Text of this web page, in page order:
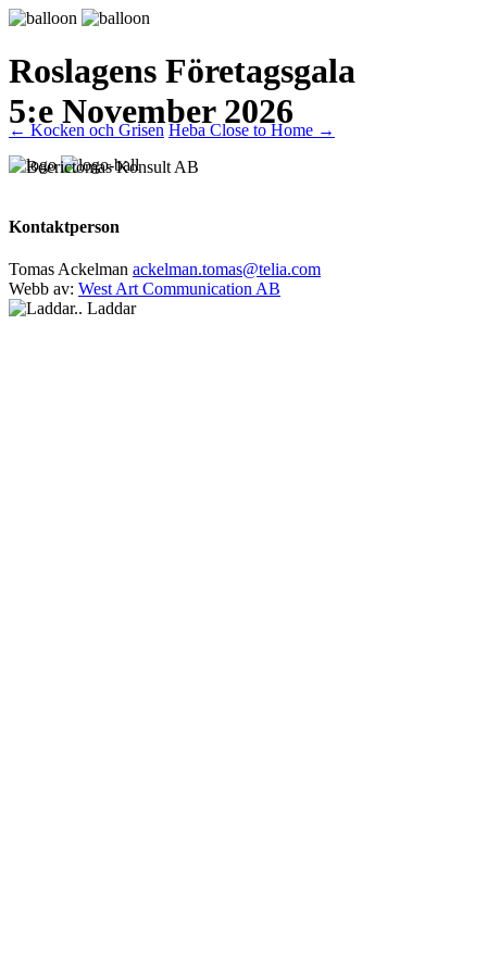
Roslagens Företagsgala
5:e November 2026
Inläggsnavigering
← Kocken och Grisen Heba Close to Home →
Boerictomas Konsult AB
Kontaktperson
Tomas Ackelman ackelman.tomas@telia.com
Webb av: West Art Communication AB
Laddar